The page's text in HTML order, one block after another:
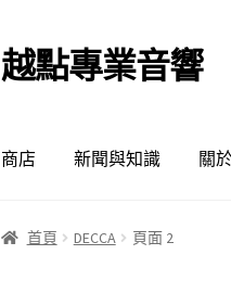
跳
至
列
跳
至
內
越點專業音響
商店 新聞與知識 關
首頁 DECCA 頁面 2